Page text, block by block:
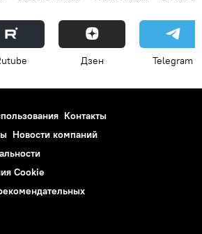
Дзен Telegram
Контакты
Новости компаний
Cookie